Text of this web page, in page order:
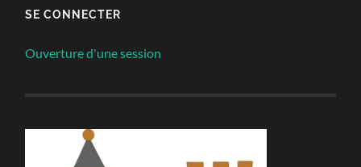
SE CONNECTER
Ouverture d'une session